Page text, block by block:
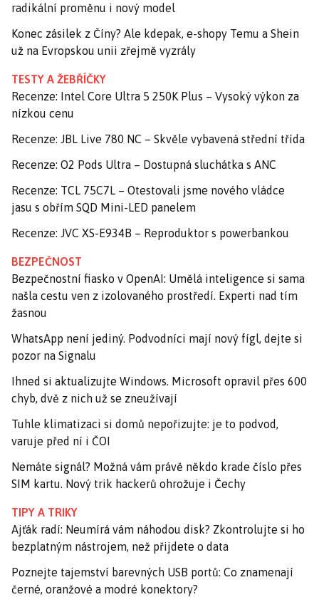
radikální proměnu i nový model
Konec zásilek z Číny? Ale kdepak, e-shopy Temu a Shein
už na Evropskou unii zřejmě vyzrály
TESTY A ŽEBŘÍČKY
Recenze: Intel Core Ultra 5 250K Plus – Vysoký výkon za
nízkou cenu
Recenze: JBL Live 780 NC – Skvěle vybavená střední třída
Recenze: O2 Pods Ultra – Dostupná sluchátka s ANC
Recenze: TCL 75C7L – Otestovali jsme nového vládce
jasu s obřím SQD Mini-LED panelem
Recenze: JVC XS-E934B – Reproduktor s powerbankou
BEZPEČNOST
Bezpečnostní fiasko v OpenAI: Umělá inteligence si sama
našla cestu ven z izolovaného prostředí. Experti nad tím
žasnou
WhatsApp není jediný. Podvodníci mají nový fígl, dejte si
pozor na Signalu
Ihned si aktualizujte Windows. Microsoft opravil přes 600
chyb, dvě z nich už se zneužívají
Tuhle klimatizaci si domů nepořizujte: je to podvod,
varuje před ní i ČOI
Nemáte signál? Možná vám právě někdo krade číslo přes
SIM kartu. Nový trik hackerů ohrožuje i Čechy
TIPY A TRIKY
Ajťák radí: Neumírá vám náhodou disk? Zkontrolujte si ho
bezplatným nástrojem, než přijdete o data
Poznejte tajemství barevných USB portů: Co znamenají
černé, oranžové a modré konektory?